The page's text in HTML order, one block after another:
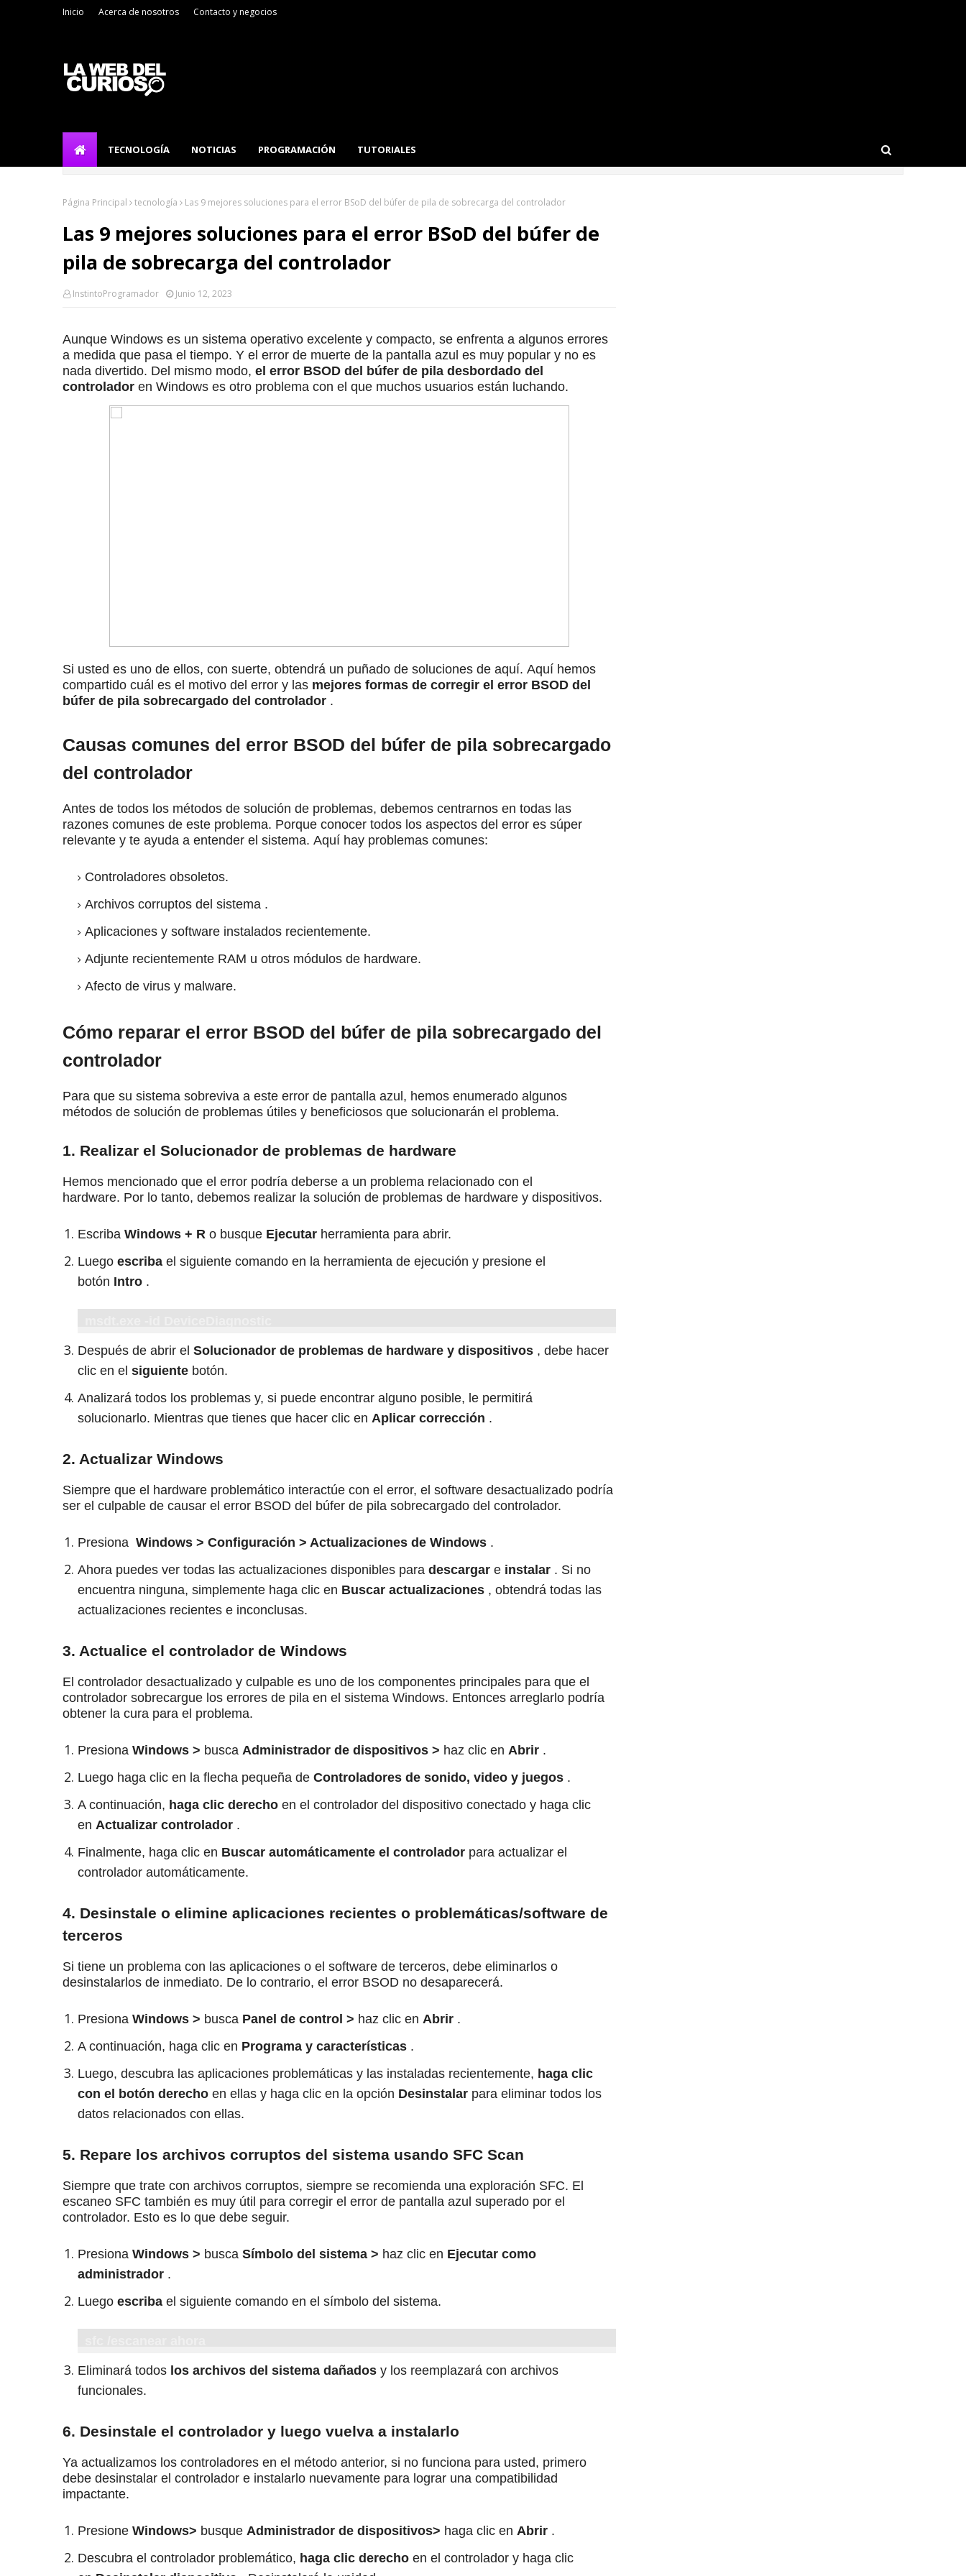
Inicio Acerca de nosotros Contacto y negocios
TECNOLOGÍA NOTICIAS PROGRAMACIÓN TUTORIALES
Página Principal tecnología Las 9 mejores soluciones para el error BSoD del búfer de pila de sobrecarga del controlador
Las 9 mejores soluciones para el error BSoD del búfer de
pila de sobrecarga del controlador
InstintoProgramador Junio 12, 2023
Aunque Windows es un sistema operativo excelente y compacto, se enfrenta a algunos errores
a medida que pasa el tiempo. Y el error de muerte de la pantalla azul es muy popular y no es
nada divertido. Del mismo modo, el error BSOD del búfer de pila desbordado del
controlador en Windows es otro problema con el que muchos usuarios están luchando.
Si usted es uno de ellos, con suerte, obtendrá un puñado de soluciones de aquí. Aquí hemos
compartido cuál es el motivo del error y las mejores formas de corregir el error BSOD del
búfer de pila sobrecargado del controlador .
Causas comunes del error BSOD del búfer de pila sobrecargado
del controlador
Antes de todos los métodos de solución de problemas, debemos centrarnos en todas las
razones comunes de este problema. Porque conocer todos los aspectos del error es súper
relevante y te ayuda a entender el sistema. Aquí hay problemas comunes:
Controladores obsoletos.
Archivos corruptos del sistema .
Aplicaciones y software instalados recientemente.
Adjunte recientemente RAM u otros módulos de hardware.
Afecto de virus y malware.
Cómo reparar el error BSOD del búfer de pila sobrecargado del
controlador
Para que su sistema sobreviva a este error de pantalla azul, hemos enumerado algunos
métodos de solución de problemas útiles y beneficiosos que solucionarán el problema.
1. Realizar el Solucionador de problemas de hardware
Hemos mencionado que el error podría deberse a un problema relacionado con el
hardware. Por lo tanto, debemos realizar la solución de problemas de hardware y dispositivos.
Escriba Windows + R o busque Ejecutar herramienta para abrir.
Luego escriba el siguiente comando en la herramienta de ejecución y presione el
botón Intro .
Después de abrir el Solucionador de problemas de hardware y dispositivos , debe hacer
clic en el siguiente botón.
Analizará todos los problemas y, si puede encontrar alguno posible, le permitirá
solucionarlo. Mientras que tienes que hacer clic en Aplicar corrección .
2. Actualizar Windows
Siempre que el hardware problemático interactúe con el error, el software desactualizado podría
ser el culpable de causar el error BSOD del búfer de pila sobrecargado del controlador.
Presiona Windows > Configuración > Actualizaciones de Windows .
Ahora puedes ver todas las actualizaciones disponibles para descargar e instalar . Si no
encuentra ninguna, simplemente haga clic en Buscar actualizaciones , obtendrá todas las
actualizaciones recientes e inconclusas.
3. Actualice el controlador de Windows
El controlador desactualizado y culpable es uno de los componentes principales para que el
controlador sobrecargue los errores de pila en el sistema Windows. Entonces arreglarlo podría
obtener la cura para el problema.
Presiona Windows > busca Administrador de dispositivos > haz clic en Abrir .
Luego haga clic en la flecha pequeña de Controladores de sonido, video y juegos .
A continuación, haga clic derecho en el controlador del dispositivo conectado y haga clic
en Actualizar controlador .
Finalmente, haga clic en Buscar automáticamente el controlador para actualizar el
controlador automáticamente.
4. Desinstale o elimine aplicaciones recientes o problemáticas/software de
terceros
Si tiene un problema con las aplicaciones o el software de terceros, debe eliminarlos o
desinstalarlos de inmediato. De lo contrario, el error BSOD no desaparecerá.
Presiona Windows > busca Panel de control > haz clic en Abrir .
A continuación, haga clic en Programa y características .
Luego, descubra las aplicaciones problemáticas y las instaladas recientemente, haga clic
con el botón derecho en ellas y haga clic en la opción Desinstalar para eliminar todos los
datos relacionados con ellas.
5. Repare los archivos corruptos del sistema usando SFC Scan
Siempre que trate con archivos corruptos, siempre se recomienda una exploración SFC. El
escaneo SFC también es muy útil para corregir el error de pantalla azul superado por el
controlador. Esto es lo que debe seguir.
Presiona Windows > busca Símbolo del sistema > haz clic en Ejecutar como
administrador .
Luego escriba el siguiente comando en el símbolo del sistema.
Eliminará todos los archivos del sistema dañados y los reemplazará con archivos
funcionales.
6. Desinstale el controlador y luego vuelva a instalarlo
Ya actualizamos los controladores en el método anterior, si no funciona para usted, primero
debe desinstalar el controlador e instalarlo nuevamente para lograr una compatibilidad
impactante.
Presione Windows> busque Administrador de dispositivos> haga clic en Abrir .
Descubra el controlador problemático, haga clic derecho en el controlador y haga clic